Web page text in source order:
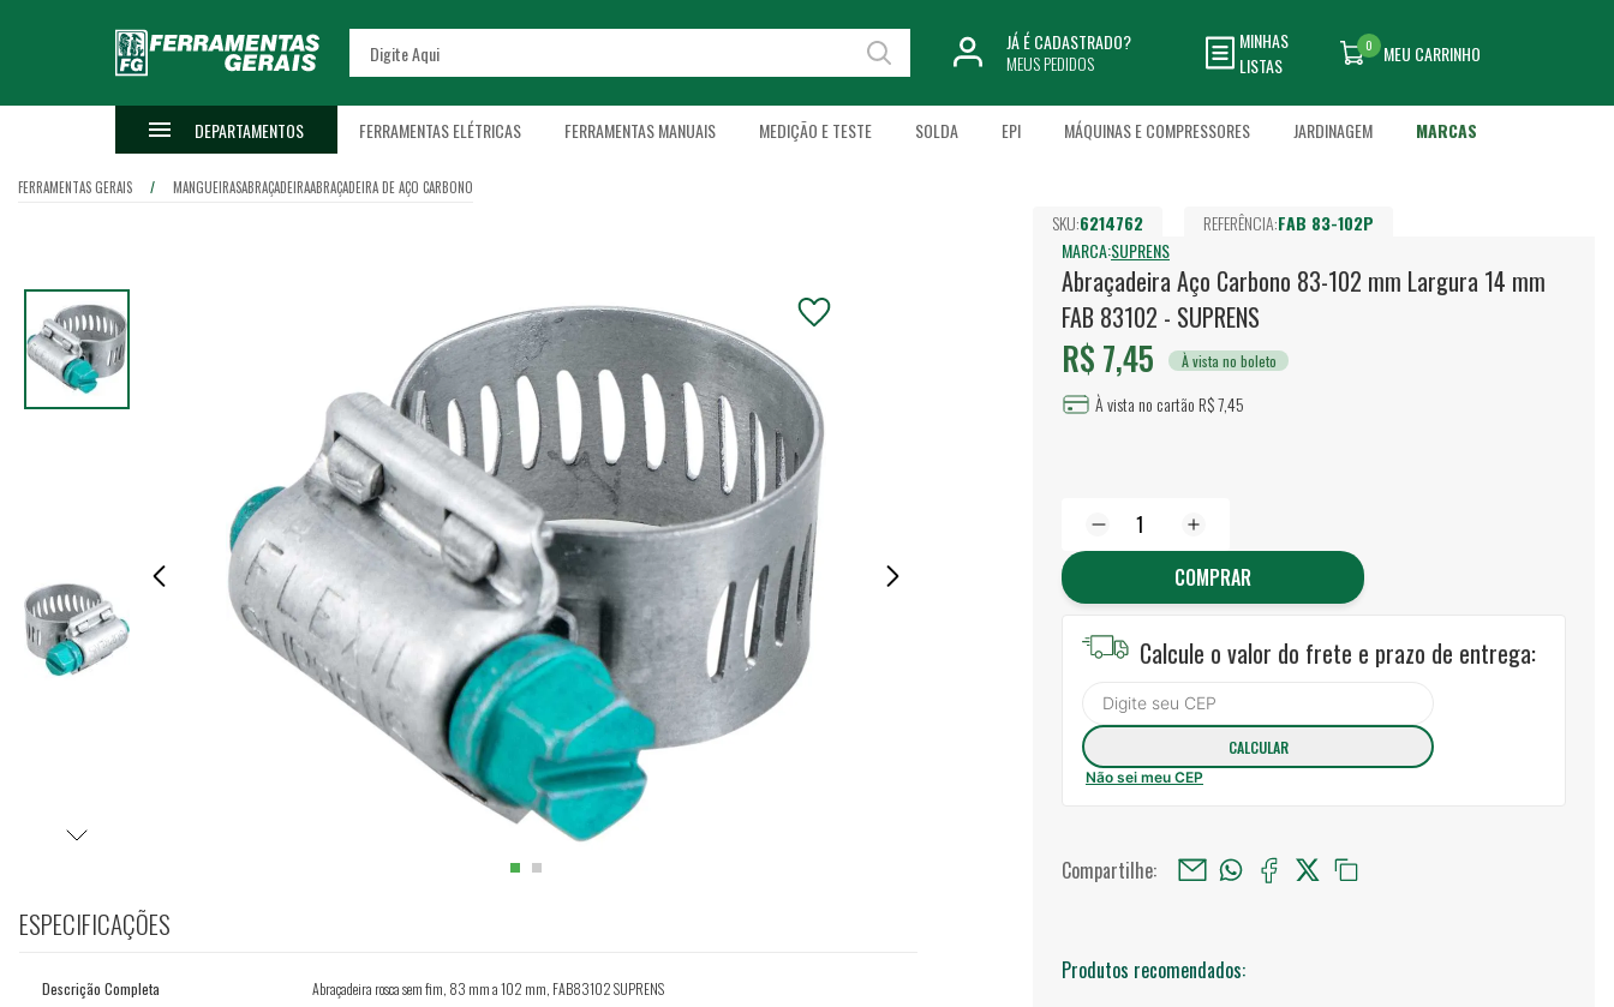
JÁ É CADASTRADO?
MEUS PEDIDOS
MINHAS
LISTAS
MEU CARRINHO
0
DEPARTAMENTOS FERRAMENTAS ELÉTRICAS FERRAMENTAS MANUAIS MEDIÇÃO E TESTE SOLDA EPI MÁQUINAS E COMPRESSORES JARDINAGEM MARCAS
FERRAMENTAS GERAIS MANGUEIRASABRAÇADEIRAABRAÇADEIRA DE AÇO CARBONO
SKU:6214762 REFERÊNCIA:FAB 83-102P
MARCA:SUPRENS
Abraçadeira Aço Carbono 83-102 mm Largura 14 mm
FAB 83102 - SUPRENS
R$ 7,45 À vista no boleto
À vista no cartão R$ 7,45
COMPRAR
Calcule o valor do frete e prazo de entrega:
Não sei meu CEP
Compartilhe:
Produtos recomendados:
ESPECIFICAÇÕES
Descrição Completa
Abraçadeira rosca sem fim, 83 mm a 102 mm, FAB83102 SUPRENS